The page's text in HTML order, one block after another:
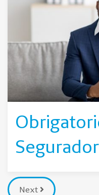
Next